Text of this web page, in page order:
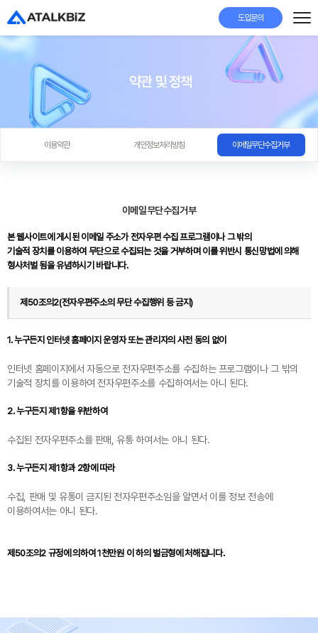
도입문의
약관 및 정책
이용약관 개인정보처리방침 이메일무단수집거부
이메일무단수집거부
본 웹사이트에 게시된 이메일 주소가 전자우편 수집 프로그램이나 그 밖의
기술적 장치를 이용하여 무단으로 수집되는 것을 거부하며 이를 위반시 통신망법에 의해
형사처벌 됨을 유념하시기 바랍니다.
제50조의2(전자우편주소의 무단 수집행위 등 금지)
1. 누구든지 인터넷 홈페이지 운영자 또는 관리자의 사전 동의 없이
인터넷 홈페이지에서 자동으로 전자우편주소를 수집하는 프로그램이나 그 밖의
기술적 장치를 이용하여 전자우편주소를 수집하여서는 아니 된다.
2. 누구든지 제1항을 위반하여
수집된 전자우편주소를 판매, 유통 하여서는 아니 된다.
3. 누구든지 제1항과 2항에 따라
수집, 판매 및 유통이 금지된 전자우편주소임을 알면서 이를 정보 전송에
이용하여서는 아니 된다.
제50조의2 규정에 의하여 1천만원 이 하의 벌금형에 처해집니다.